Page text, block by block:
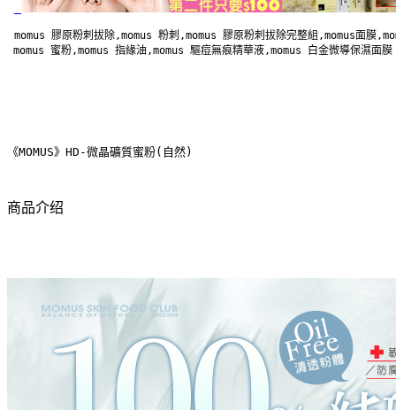
momus 膠原粉刺拔除,momus 粉刺,momus 膠原粉刺拔除完整組,momus面膜
momus 蜜粉,momus 指緣油,momus 驅痘無痕精華液,momus 白金微導保濕面膜
《MOMUS》HD-微晶礦質蜜粉(自然)
商品介绍